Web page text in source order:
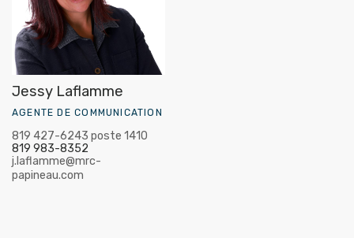
Jessy Laflamme
AGENTE DE COMMUNICATION
819 427-6243 poste 1410
819 983-8352
j.laflamme@mrc-
papineau.com